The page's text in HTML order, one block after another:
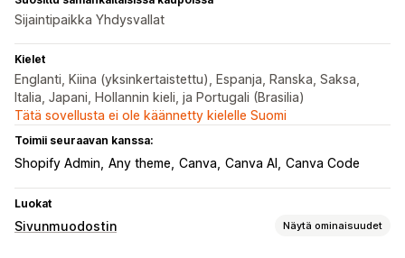
Sijaintipaikka Yhdysvallat
Kielet
Englanti, Kiina (yksinkertaistettu), Espanja, Ranska, Saksa,
Italia, Japani, Hollannin kieli, ja Portugali (Brasilia)
Tätä sovellusta ei ole käännetty kielelle Suomi
Toimii seuraavan kanssa:
Shopify Admin Any theme Canva Canva AI Canva Code
Luokat
Sivunmuodostin Näytä ominaisuudet